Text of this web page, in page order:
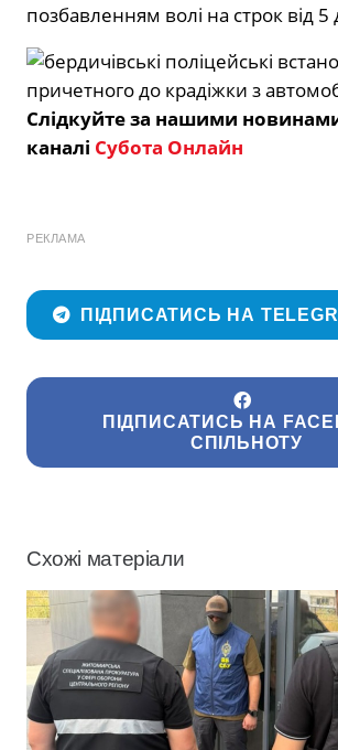
позбавленням волі на строк від 5
Слідкуйте за нашими
каналі Субота Онлайн
РЕКЛАМА
ПІДПИСАТИСЬ НА
ПІДПИСАТИСЬ НА
СПІЛЬНОТУ
Схожі матеріали